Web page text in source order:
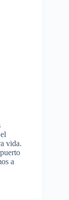
vida.
a